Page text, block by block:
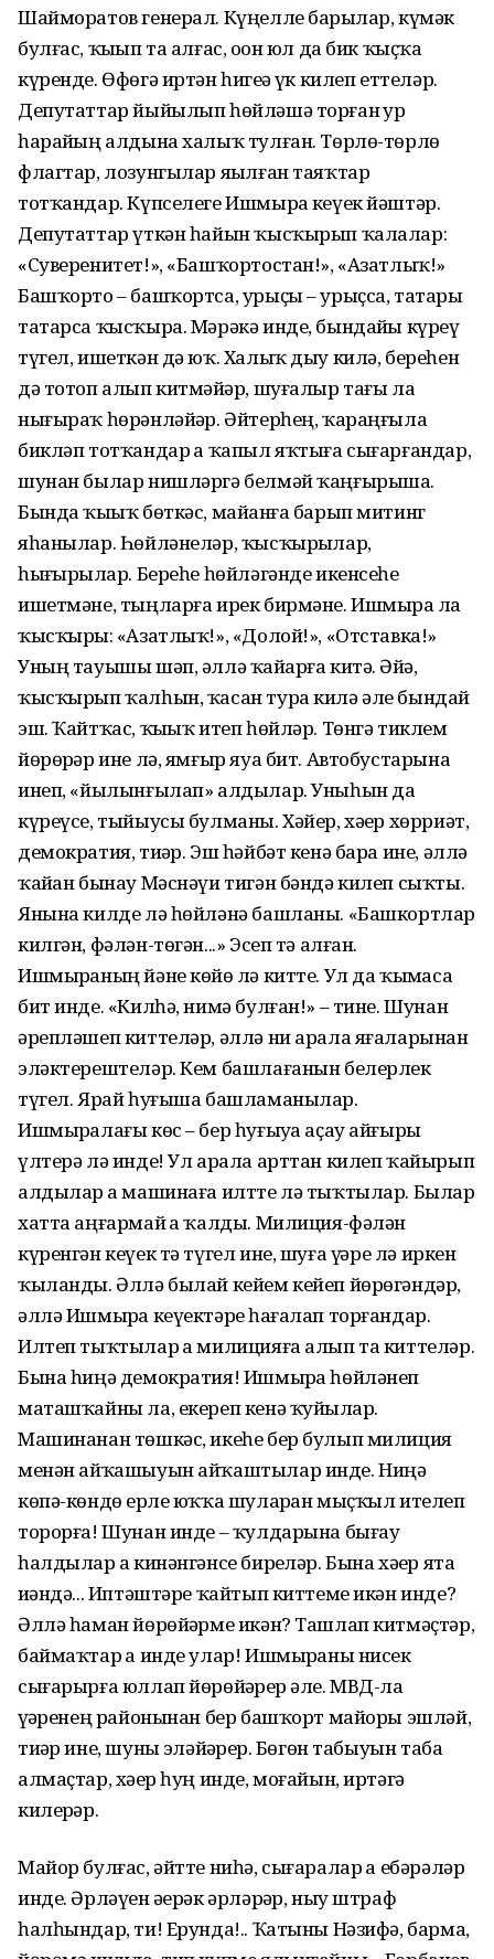
Шайморатов генерал. Күңелле барҙылар, күмәк
булғас, ҡыҙып та алғас, оҙон юл да бик ҡыҫҡа
күренде. Өфөгә иртән һигеҙҙә үк килеп еттеләр.
Депутаттар йыйылып һөйләшә торған ҙур
һарайҙың алдына халыҡ тулған. Төрлө-төрлө
флагтар, лозунгылар яҙылған таяҡтар
тотҡандар. Күпселеге Ишмырҙа кеүек йәштәр.
Депутаттар үткән һайын ҡысҡырып ҡалалар:
«Суверенитет!», «Башҡортостан!», «Азатлыҡ!»
Башҡорто – башҡортса, урыҫы – урыҫса, татары
татарса ҡысҡыра. Мәрәкә инде, бындайҙы күреү
түгел, ишеткән дә юҡ. Халыҡ дыу килә, береһен
дә тотоп алып китмәйҙәр, шуғалыр тағы ла
нығыраҡ һөрәнләйҙәр. Әйтерһең, ҡараңғыла
бикләп тотҡандар ҙа ҡапыл яҡтыға сығарғандар,
шунан былар нишләргә белмәй ҡаңғырыша.
Бында ҡыҙыҡ бөткәс, майҙанға барып митинг
яһанылар. Һөйләнеләр, ҡысҡырҙылар,
һыҙғырҙылар. Береһе һөйләгәнде икенсеһе
ишетмәне, тыңларға ирек бирмәне. Ишмырҙа ла
ҡысҡырҙы: «Азатлыҡ!», «Долой!», «Отставка!»
Уның тауышы шәп, әллә ҡайҙарға китә. Әйҙә,
ҡысҡырып ҡалһын, ҡасан тура килә әле бындай
эш. Ҡайтҡас, ҡыҙыҡ итеп һөйләр. Төнгә тиклем
йөрөрҙәр ине лә, ямғыр яуа бит. Автобустарына
инеп, «йылынғылап» алдылар. Уныһын да
күреүсе, тыйыусы булманы. Хәйер, хәҙер хөрриәт,
демократия, тиҙәр. Эш һәйбәт кенә бара ине, әллә
ҡайҙан бынау Мәснәүи тигән бәндә килеп сыҡты.
Янына килде лә һөйләнә башланы. «Башкортлар
килгән, фәлән-төгән...» Эсеп тә алған.
Ишмырҙаның йәне көйҙө лә китте. Ул да ҡыҙмаса
бит инде. «Килһә, нимә булған!» – тине. Шунан
әрепләшеп киттеләр, әллә ни арала яғаларынан
эләктерештеләр. Кем башлағанын белерлек
түгел. Ярай һуғыша башламанылар.
Ишмырҙалағы көс – бер һуғыуҙа аҫау айғырҙы
үлтерә лә инде! Ул арала арттан килеп ҡайырып
алдылар ҙа машинаға илтте лә тыҡтылар. Былар
хатта аңғармай ҙа ҡалды. Милиция-фәлән
күренгән кеүек тә түгел ине, шуға үҙҙәре лә иркен
ҡыланды. Әллә былай кейем кейеп йөрөгәндәр,
әллә Ишмырҙа кеүектәрҙе һағалап торғандар.
Илтеп тыҡтылар ҙа милицияға алып та киттеләр.
Бына һиңә демократия! Ишмырҙа һөйләнеп
маташҡайны ла, екереп кенә ҡуйҙылар.
Машинанан төшкәс, икеһе бер булып милиция
менән айҡашыуын айҡаштылар инде. Ниңә
көпә-көндөҙ ерле юҡҡа шуларҙан мыҫҡыл ителеп
торорға! Шунан инде – ҡулдарына бығау
һалдылар ҙа кинәнгәнсе бирҙеләр. Бына хәҙер ята
иҙәндә... Иптәштәре ҡайтып киттеме икән инде?
Әллә һаман йөрөйҙәрме икән? Ташлап китмәҫтәр,
баймаҡтар ҙа инде улар! Ишмырҙаны нисек
сығарырға юллап йөрөйҙәрҙер әле. МВД-ла
үҙҙәренең районынан бер башҡорт майоры эшләй,
тиҙәр ине, шуны эҙләйҙәрҙер. Бөгөн табыуын таба
алмаҫтар, хәҙер һуң инде, моғайын, иртәгә
килерҙәр.
Майор булғас, әйтте ниһә, сығаралар ҙа ебәрәләр
инде. Әрләүен әҙерәк әрләрҙәр, ныу штраф
һалһындар, ти! Ерунда!.. Ҡатыны Нәзифә, барма,